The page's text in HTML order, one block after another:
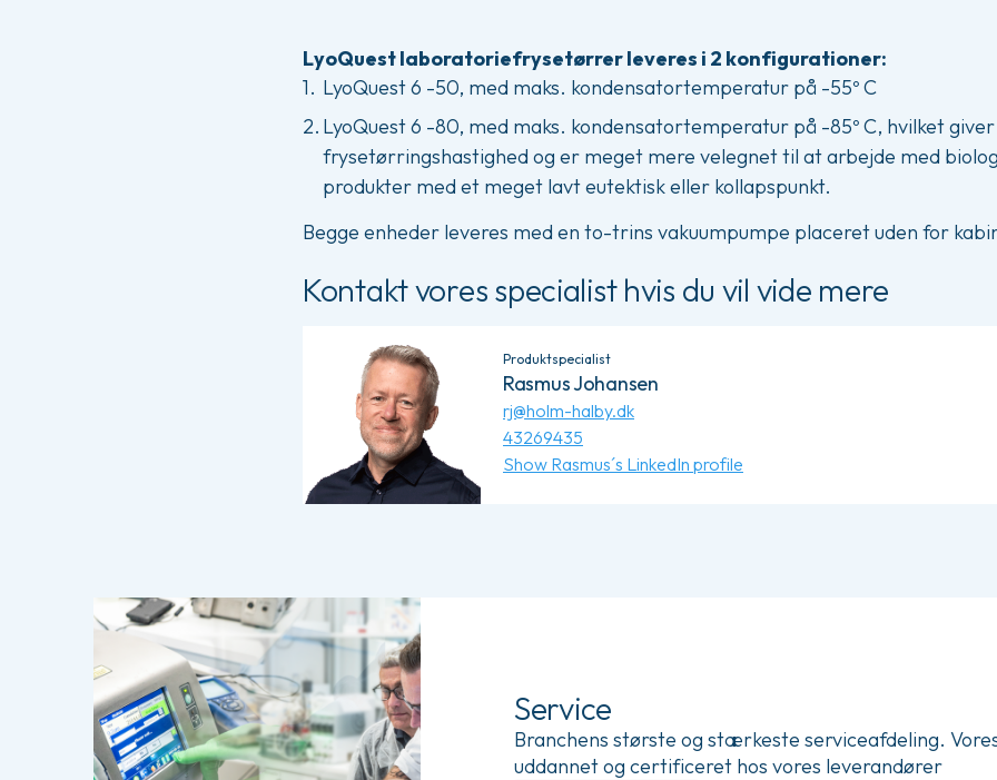
LyoQuest laboratoriefrysetørrer leveres i 2 konfigurationer:
LyoQuest 6 -50, med maks. kondensatortemperatur på -55º C
LyoQuest 6 -80, med maks. kondensatortemperatur på -85º C, hvilket
frysetørringshastighed og er meget mere velegnet til at arbejde med
produkter med et meget lavt eutektisk eller kollapspunkt.
Begge enheder leveres med en to-trins vakuumpumpe placeret uden for
Kontakt vores specialist hvis du vil vide mere
Produktspecialist
Rasmus Johansen
rj@holm-halby.dk
43269435
Show Rasmus´s LinkedIn profile
Service
Branchens største og stærkeste serviceafdeling.
uddannet og certificeret hos vores leverandører
Læs mere om Service